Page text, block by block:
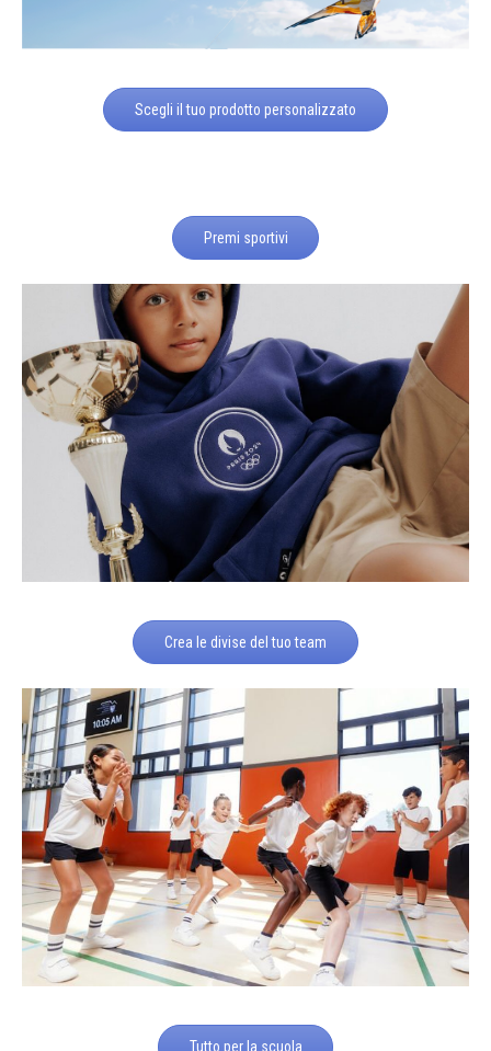
Scegli il tuo prodotto personalizzato
Premi sportivi
Crea le divise del tuo team
Tutto per la scuola